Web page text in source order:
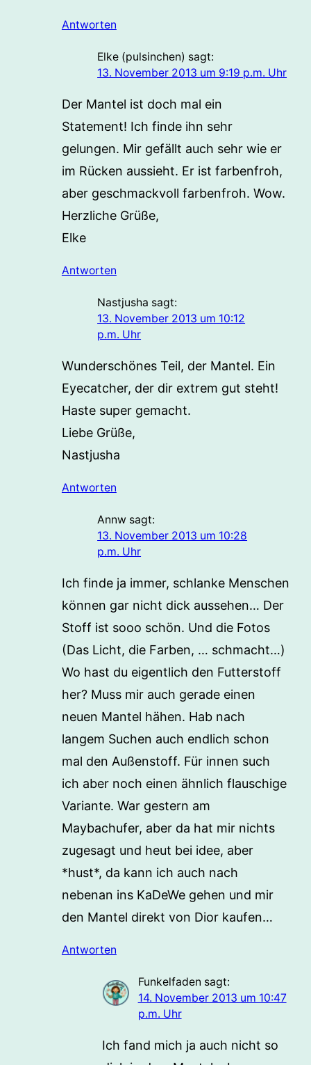
Antworten
Elke (pulsinchen) sagt:
13. November 2013 um 9:19 p.m. Uhr
Der Mantel ist doch mal ein
Statement! Ich finde ihn sehr
gelungen. Mir gefällt auch sehr wie er
im Rücken aussieht. Er ist farbenfroh,
aber geschmackvoll farbenfroh. Wow.
Herzliche Grüße,
Elke
Antworten
Nastjusha sagt:
13. November 2013 um 10:12
p.m. Uhr
Wunderschönes Teil, der Mantel. Ein
Eyecatcher, der dir extrem gut steht!
Haste super gemacht.
Liebe Grüße,
Nastjusha
Antworten
Annw sagt:
13. November 2013 um 10:28
p.m. Uhr
Ich finde ja immer, schlanke Menschen
können gar nicht dick aussehen… Der
Stoff ist sooo schön. Und die Fotos
(Das Licht, die Farben, … schmacht…)
Wo hast du eigentlich den Futterstoff
her? Muss mir auch gerade einen
neuen Mantel hähen. Hab nach
langem Suchen auch endlich schon
mal den Außenstoff. Für innen such
ich aber noch einen ähnlich flauschige
Variante. War gestern am
Maybachufer, aber da hat mir nichts
zugesagt und heut bei idee, aber
*hust*, da kann ich auch nach
nebenan ins KaDeWe gehen und mir
den Mantel direkt von Dior kaufen…
Antworten
Funkelfaden sagt:
14. November 2013 um 10:47
p.m. Uhr
Ich fand mich ja auch nicht so